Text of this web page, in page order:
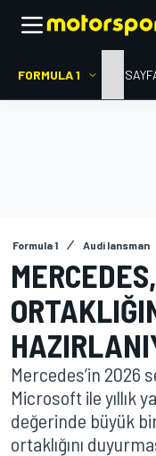
FORMULA 1 ANA
Formula 1 Audi lansman
Mercedes’in 2026
Microsoft ile yıllık
değerinde büyük
ortaklığını